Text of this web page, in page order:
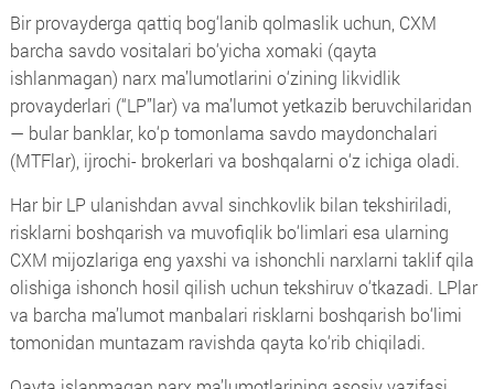
Bir provayderga qattiq bog‘lanib qolmaslik uchun, CXM
barcha savdo vositalari bo‘yicha xоmaki (qayta
ishlanmagan) narx ma’lumotlarini o‘zining likvidlik
provayderlari (“LP”lar) va ma’lumot yetkazib beruvchilaridan
— bular banklar, ko‘p tomonlama savdo maydonchalari
(MTFlar), ijrochi- brokerlari va boshqalarni o‘z ichiga oladi.
Har bir LP ulanishdan avval sinchkovlik bilan tekshiriladi,
risklarni boshqarish va muvofiqlik bo‘limlari esa ularning
CXM mijozlariga eng yaxshi va ishonchli narxlarni taklif qila
olishiga ishonch hosil qilish uchun tekshiruv o‘tkazadi. LPlar
va barcha ma’lumot manbalari risklarni boshqarish bo‘limi
tomonidan muntazam ravishda qayta ko‘rib chiqiladi.